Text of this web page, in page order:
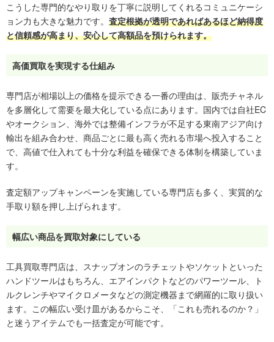
こうした専門的なやり取りを丁寧に説明してくれるコミュニケーシ
ョン力も大きな魅力です。 査定根拠が透明であればあるほど納得度
と信頼感が高まり、安心して高額品を預けられます。
高価買取を実現する仕組み
専門店が相場以上の価格を提示できる一番の理由は、販売チャネル
を多層化して需要を最大化している点にあります。国内では自社EC
やオークション、海外では整備インフラが不足する東南アジア向け
輸出を組み合わせ、商品ごとに最も高く売れる市場へ投入すること
で、高値で仕入れても十分な利益を確保できる体制を構築していま
す。
査定額アップキャンペーンを実施している専門店も多く、実質的な
手取り額を押し上げられます。
幅広い商品を買取対象にしている
工具買取専門店は、スナップオンのラチェットやソケットといった
ハンドツールはもちろん、エアインパクトなどのパワーツール、ト
ルクレンチやマイクロメータなどの測定機器まで網羅的に取り扱い
ます。この幅広い受け皿があるからこそ、「これも売れるのか？」
と迷うアイテムでも一括査定が可能です。